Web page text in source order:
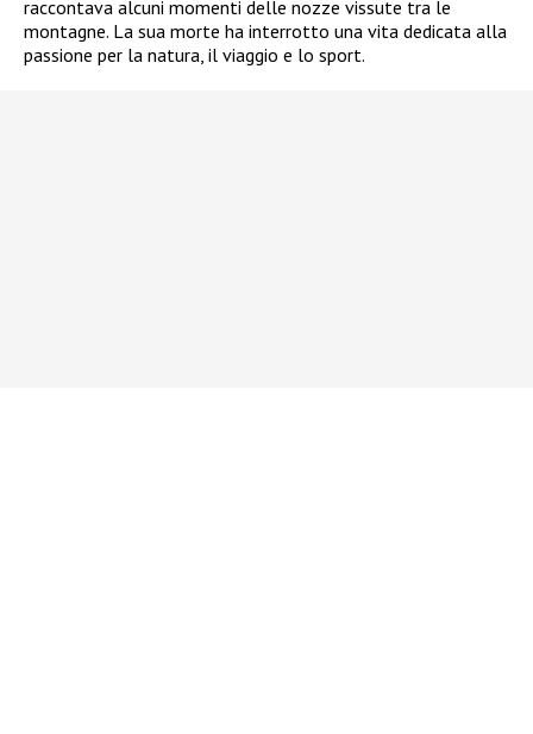
raccontava alcuni momenti delle nozze vissute tra le
montagne. La sua morte ha interrotto una vita dedicata alla
passione per la natura, il viaggio e lo sport.